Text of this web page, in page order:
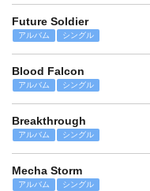
Future Soldier
アルバム シングル
Blood Falcon
アルバム シングル
Breakthrough
アルバム シングル
Mecha Storm
アルバム シングル